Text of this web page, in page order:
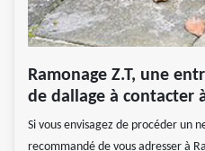
Ramonage Z.T, une
de dallage à contacter
Si vous envisagez de procéder un
recommandé de vous adresser à